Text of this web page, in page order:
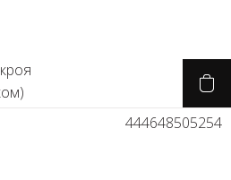
444648505254